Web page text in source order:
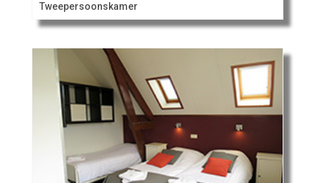
Tweepersoonskamer